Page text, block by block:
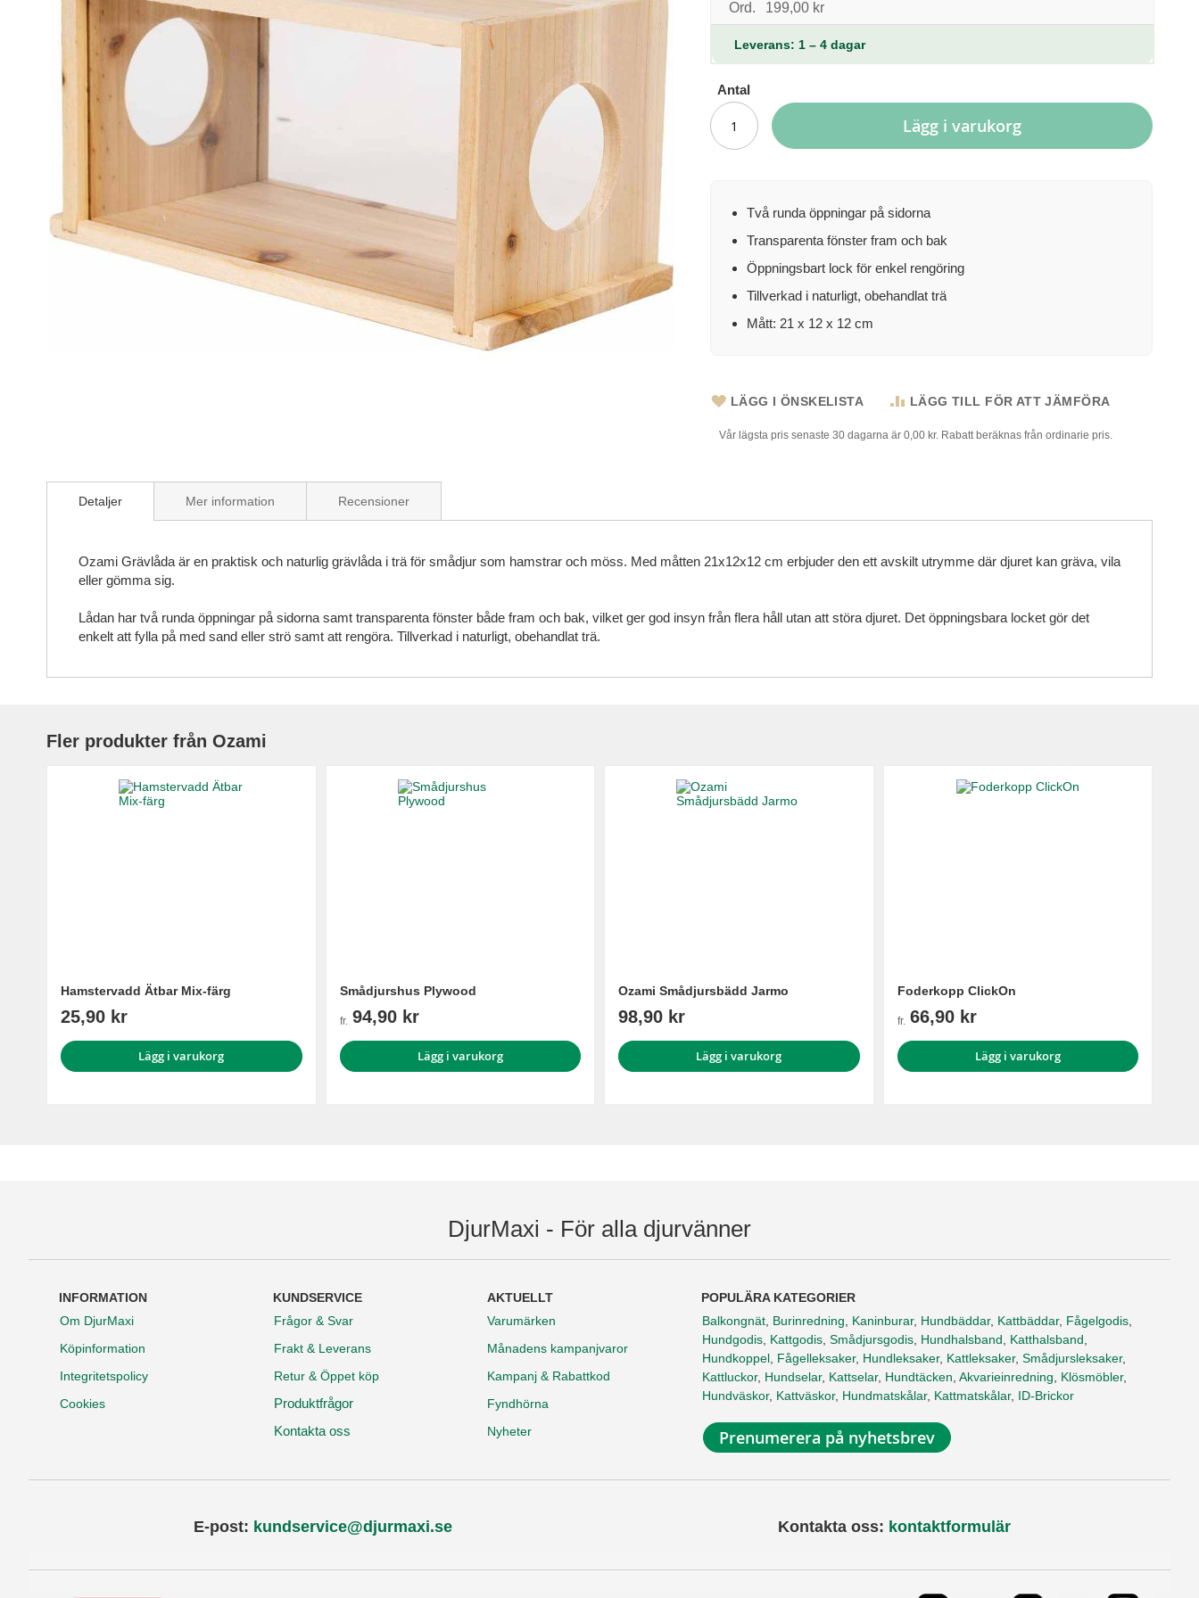
to
images
Ord. 199,00 kr
Leverans: 1 – 4 dagar
Antal
Lägg i varukorg
Två runda öppningar på sidorna
Transparenta fönster fram och bak
Öppningsbart lock för enkel rengöring
Tillverkad i naturligt, obehandlat trä
Mått: 21 x 12 x 12 cm
LÄGG I ÖNSKELISTA LÄGG TILL FÖR ATT JÄMFÖRA
Vår lägsta pris senaste 30 dagarna är 0,00 kr. Rabatt beräknas från ordinarie pris.
Detaljer
Ozami Grävlåda är en praktisk och naturlig grävlåda i trä för smådjur som hamstrar och möss. Med måtten 21x12x12 cm erbjuder den ett avskilt utrymme där djuret kan gräva, vila
eller gömma sig.
Lådan har två runda öppningar på sidorna samt transparenta fönster både fram och bak, vilket ger god insyn från flera håll utan att störa djuret. Det öppningsbara locket gör det
enkelt att fylla på med sand eller strö samt att rengöra. Tillverkad i naturligt, obehandlat trä.
Mer information Recensioner
Fler produkter från Ozami
Hamstervadd Ätbar Mix-färg
25,90 kr
Lägg i varukorg
Smådjurshus Plywood
fr. 94,90 kr
Lägg i varukorg
Ozami Smådjursbädd Jarmo
98,90 kr
Lägg i varukorg
Foderkopp ClickOn
fr. 66,90 kr
Lägg i varukorg
DjurMaxi - För alla djurvänner
INFORMATION
Om DjurMaxi
Köpinformation
Integritetspolicy
Cookies
KUNDSERVICE
Frågor & Svar
Frakt & Leverans
Retur & Öppet köp
Produktfrågor
Kontakta oss
AKTUELLT
Varumärken
Månadens kampanjvaror
Kampanj & Rabattkod
Fyndhörna
Nyheter
POPULÄRA KATEGORIER
Balkongnät Burinredning Kaninburar, Hundbäddar, Kattbäddar, Fågelgodis
Hundgodis Kattgodis Smådjursgodis Hundhalsband Katthalsband
Hundkoppel Fågelleksaker, Hundleksaker, Kattleksaker, Smådjursleksaker,
Kattluckor, Hundselar, Kattselar, Hundtäcken Akvarieinredning Klösmöbler,
Hundväskor, Kattväskor, Hundmatskålar, Kattmatskålar, ID-Brickor
Prenumerera på nyhetsbrev
E-post: kundservice@djurmaxi.se Kontakta oss: kontaktformulär